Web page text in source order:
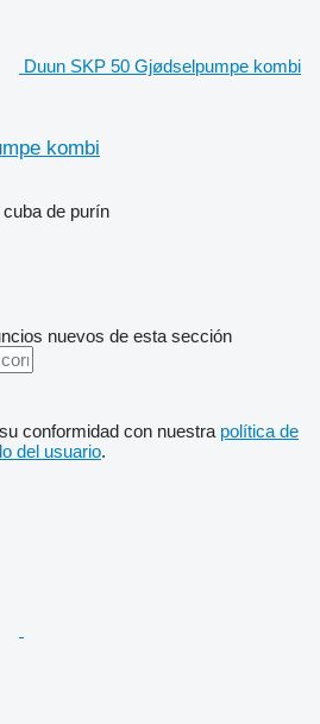
Duun SKP 50 Gjødselpumpe kombi
kombi
de purín
nuevos de esta sección
conformidad con nuestra política de
del usuario.